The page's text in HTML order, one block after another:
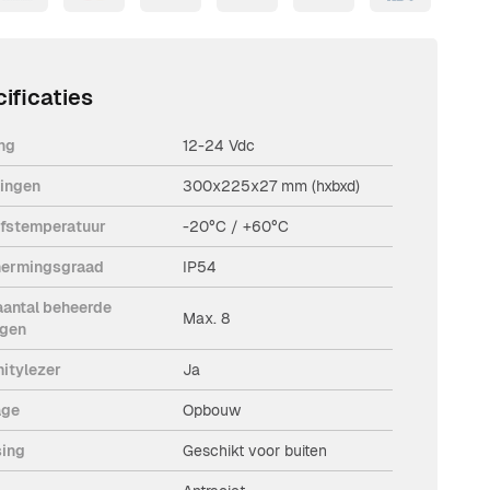
12-24 Vdc
300x225x27 mm (hxbxd)
-20°C / +60°C
IP54
beheerde
Max. 8
Ja
Opbouw
Geschikt voor buiten